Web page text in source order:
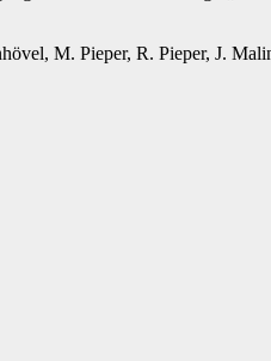
M. Pieper, R. Pieper, J.